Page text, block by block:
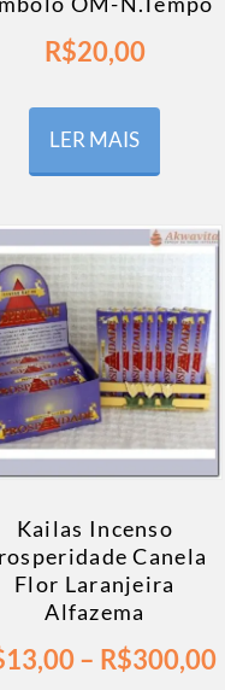
R$20,00
LER MAIS
Kailas Incenso
Canela
Flor Laranjeira
Alfazema
13,00– R$300,00